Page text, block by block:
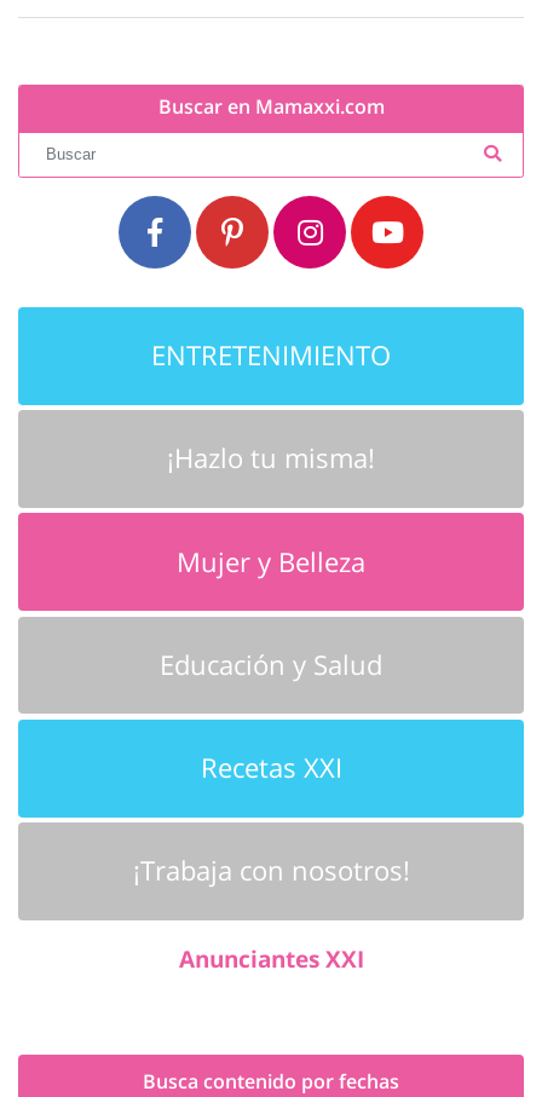
Buscar en Mamaxxi.com
ENTRETENIMIENTO
¡Hazlo tu misma!
Mujer y Belleza
Educación y Salud
Recetas XXI
¡Trabaja con nosotros!
Anunciantes XXI
Busca contenido por fechas